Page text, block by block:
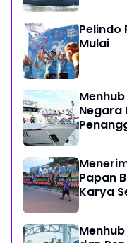
Pelindo
Mulai
Negara
Papan
Karya